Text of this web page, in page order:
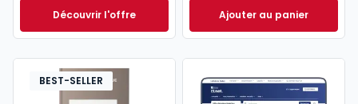
Découvrir l'offreNavis Droit des affaires à partir de
Dès
Ajouter au panier
INNEO
BEST-SELLER